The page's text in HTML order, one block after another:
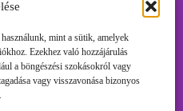
mint a sütik, amelyek
Ezekhez való hozzájárulás
a böngészési szokásokról vagy
vagy visszavonása bizonyos
töltsd ki az